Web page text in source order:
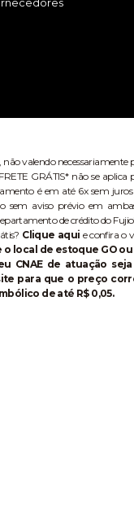
não valendo necessariamente
GRÁTIS* não se aplica
é em até 6x sem juros
sem aviso prévio em
de crédito do
Clique aqui e confira o
local de estoque GO ou
CNAE de atuação
para que o preço
de até R$ 0,05.